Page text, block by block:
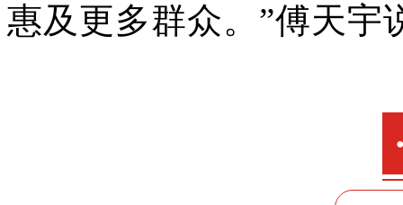
惠及更多群众。”傅天宇